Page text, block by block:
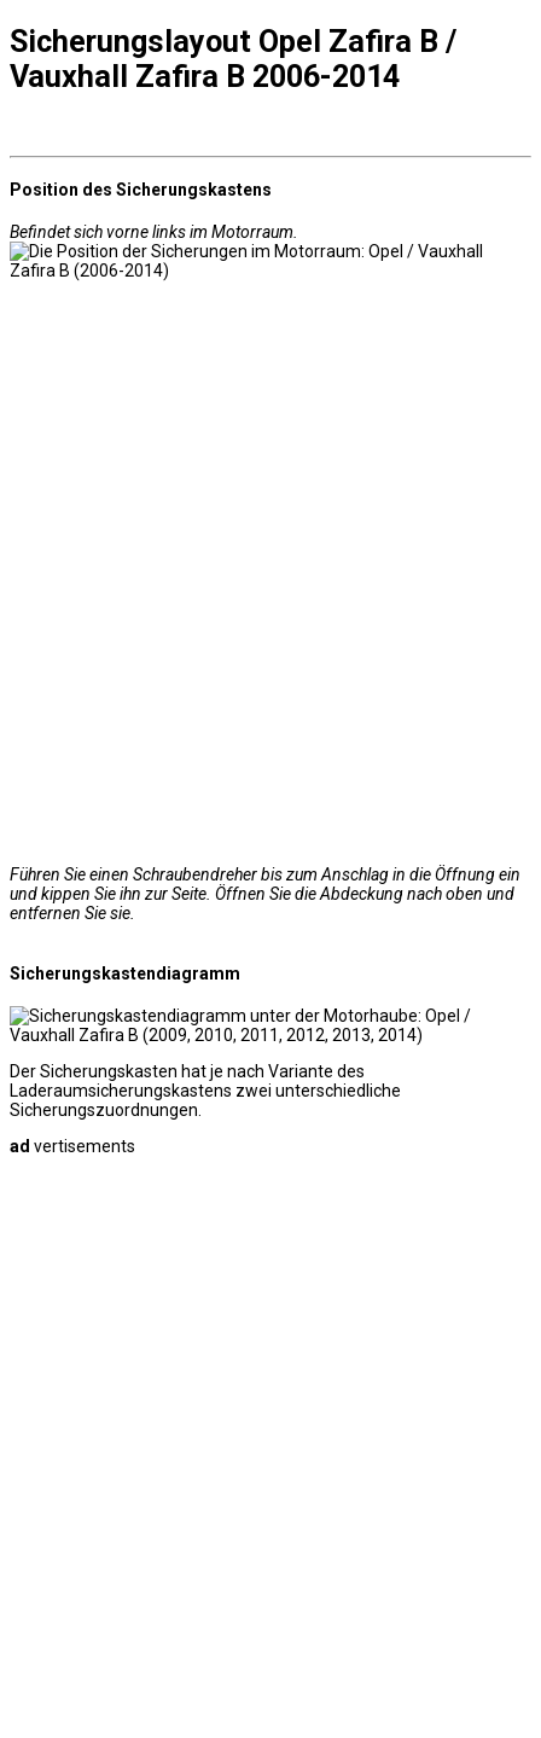
Sicherungslayout Opel Zafira B /
Vauxhall Zafira B 2006-2014
Position des Sicherungskastens
Befindet sich vorne links im Motorraum.
Führen Sie einen Schraubendreher bis zum Anschlag in die Öffnung ein
und kippen Sie ihn zur Seite. Öffnen Sie die Abdeckung nach oben und
entfernen Sie sie.
Sicherungskastendiagramm
Der Sicherungskasten hat je nach Variante des
Laderaumsicherungskastens zwei unterschiedliche
Sicherungszuordnungen.
ad vertisements